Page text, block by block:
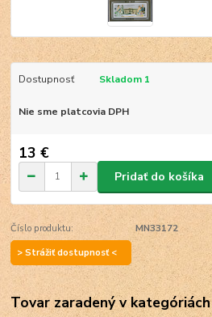
Dostupnosť Skladom 1
Nie sme platcovia DPH
13 €
Pridať do košíka
Číslo produktu:
MN33172
> Strážiť dostupnosť <
Tovar zaradený v kategóriách